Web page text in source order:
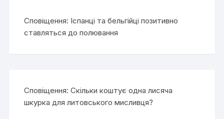
Сповіщення: Іспанці та бельгійці позитивно
ставляться до полювання
Сповіщення:Скільки коштує одна лисяча
шкурка для литовського мисливця?